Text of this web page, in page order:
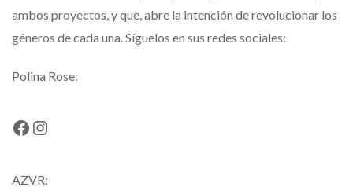
ambos proyectos, y que, abre la intención de revolucionar los
géneros de cada una. Síguelos en sus redes sociales:
Polina Rose:
Facebook
Instagram
AZVR: